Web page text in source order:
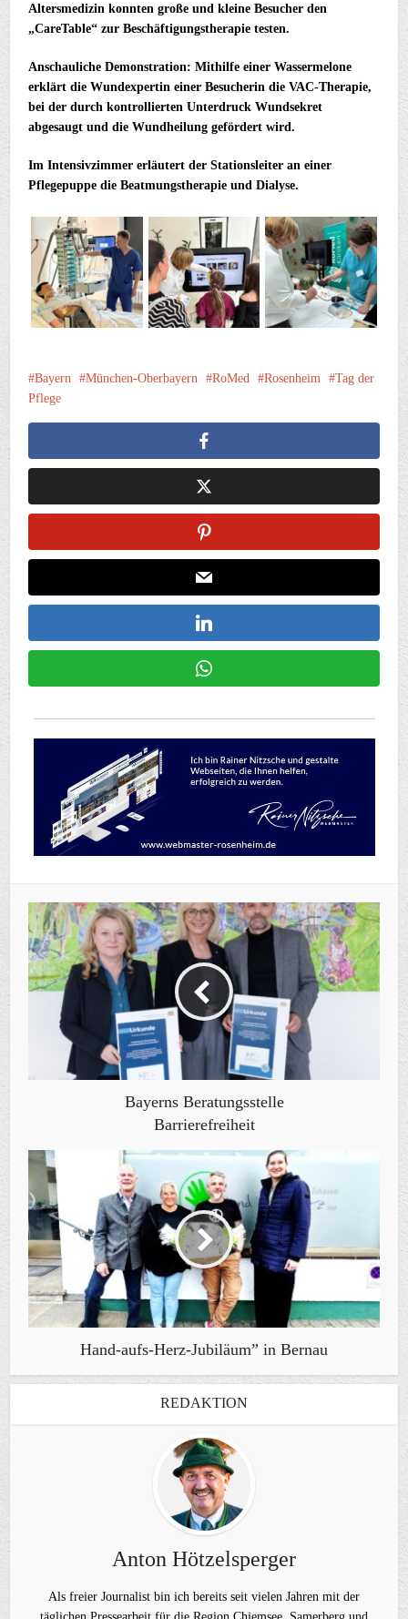
Altersmedizin konnten große und kleine Besucher den
„CareTable“ zur Beschäftigungstherapie testen.
Anschauliche Demonstration: Mithilfe einer Wassermelone
erklärt die Wundexpertin einer Besucherin die VAC-Therapie,
bei der durch kontrollierten Unterdruck Wundsekret
abgesaugt und die Wundheilung gefördert wird.
Im Intensivzimmer erläutert der Stationsleiter an einer
Pflegepuppe die Beatmungstherapie und Dialyse.
Bayern München-Oberbayern RoMed Rosenheim
Tag der
Pflege
Bayerns Beratungsstelle
Barrierefreiheit
Hand-aufs-Herz-Jubiläum” in Bernau
REDAKTION
Anton Hötzelsperger
Als freier Journalist bin ich bereits seit vielen Jahren mit der